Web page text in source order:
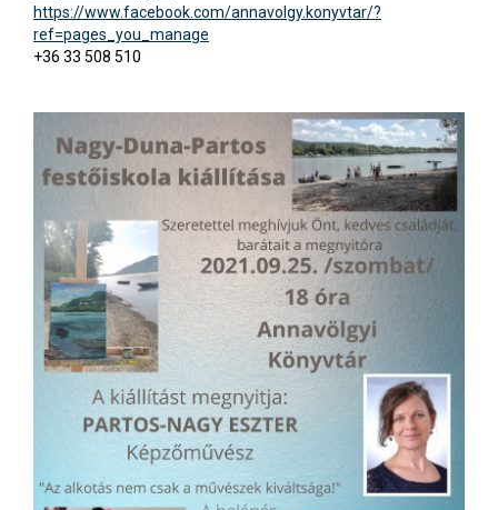
https://www.facebook.com/annavolgy.konyvtar/?
ref=pages_you_manage
+36 33 508 510